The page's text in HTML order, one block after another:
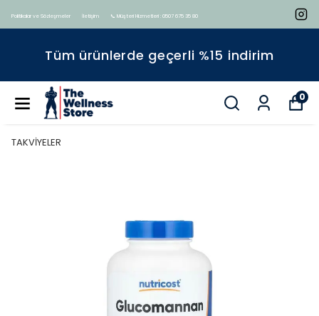
Politikalar ve Sözleşmeler İletişim 📞 Müşteri Hizmetleri : 0507 675 35 80
Tüm ürünlerde geçerli %15 indirim
0
TAKVİYELER